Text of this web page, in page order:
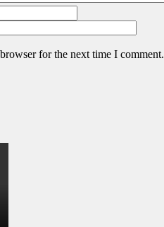
for the next time I comment.